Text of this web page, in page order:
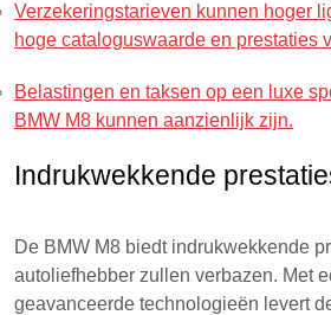
Verzekeringstarieven kunnen hoger
hoge cataloguswaarde en prestaties
Belastingen en taksen op een luxe
BMW M8 kunnen aanzienlijk zijn.
Indrukwekkende
De BMW M8 biedt indrukwekkende
autoliefhebber zullen verbazen. Met
geavanceerde technologieën levert